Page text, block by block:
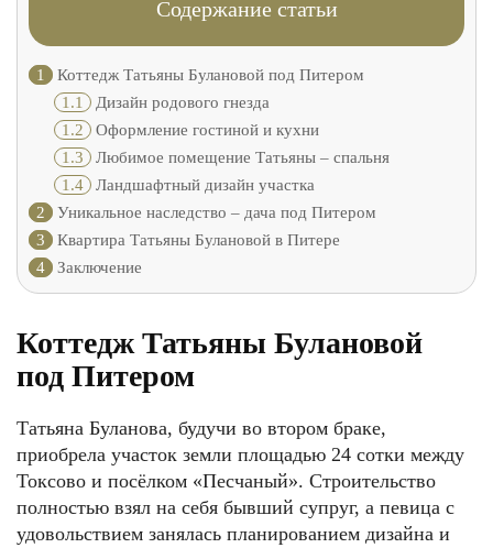
Содержание статьи
1
Коттедж Татьяны Булановой под Питером
1.1 Дизайн родового гнезда
1.2 Оформление гостиной и кухни
1.3 Любимое помещение Татьяны – спальня
1.4 Ландшафтный дизайн участка
2
Уникальное наследство – дача под Питером
3
Квартира Татьяны Булановой в Питере
4
Заключение
Коттедж Татьяны Булановой
под Питером
Татьяна Буланова, будучи во втором браке,
приобрела участок земли площадью 24 сотки между
Токсово и посёлком «Песчаный». Строительство
полностью взял на себя бывший супруг, а певица с
удовольствием занялась планированием дизайна и